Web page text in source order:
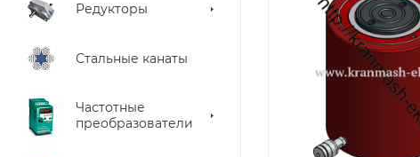
Редукторы
Стальные канаты
Частотные
преобразователи